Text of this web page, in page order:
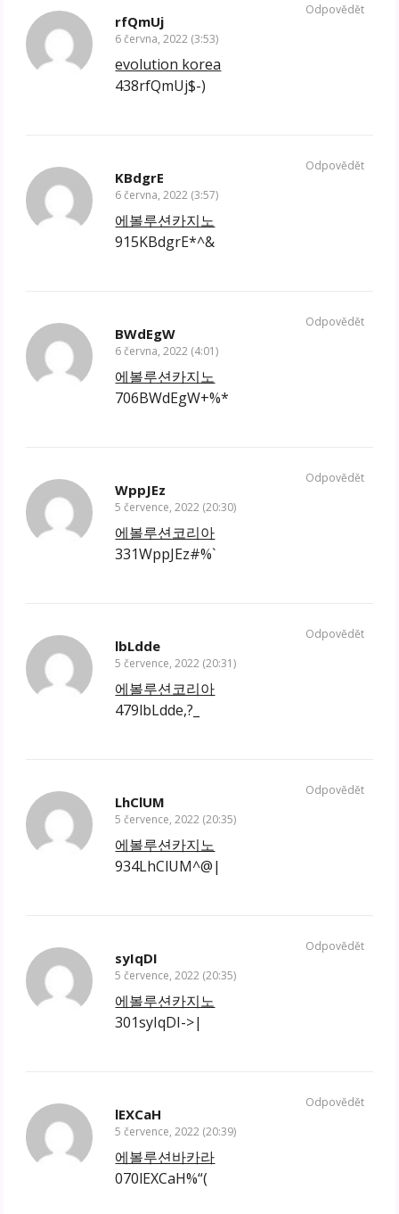
rfQmUj
6 června, 2022 (3:53)
evolution korea
438rfQmUj$-)
Odpovědět
KBdgrE
6 června, 2022 (3:57)
에볼루션카지노
915KBdgrE*^&
Odpovědět
BWdEgW
6 června, 2022 (4:01)
에볼루션카지노
706BWdEgW+%*
Odpovědět
WppJEz
5 července, 2022 (20:30)
에볼루션코리아
331WppJEz#%`
Odpovědět
lbLdde
5 července, 2022 (20:31)
에볼루션코리아
479lbLdde,?_
Odpovědět
LhClUM
5 července, 2022 (20:35)
에볼루션카지노
934LhClUM^@|
Odpovědět
syIqDI
5 července, 2022 (20:35)
에볼루션카지노
301syIqDI->|
Odpovědět
lEXCaH
5 července, 2022 (20:39)
에볼루션바카라
070lEXCaH%“(
Odpovědět